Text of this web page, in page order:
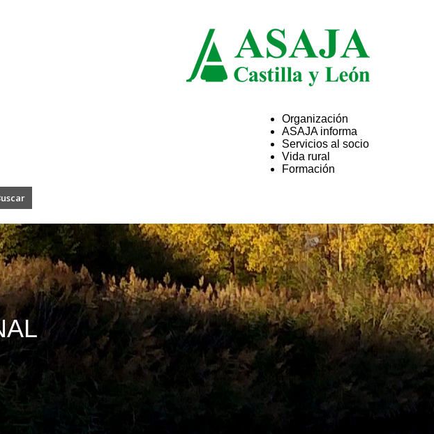
ASAJA
Castilla
y
Organización
ASAJA informa
Servicios al socio
Vida rural
Formación